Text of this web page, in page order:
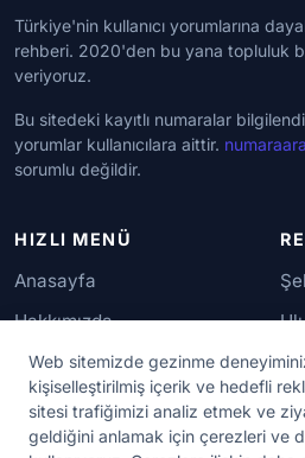
Web sitemizde gezinme
kişiselleştirilmiş içerik ve hedefli
sitesi trafiğimizi analiz etmek ve
geldiğini anlamak için çerezleri ve
Türkiye'nin kullanıcı yorumlarına
rehberi. 2020'den bu yana topluluk
veriyoruz.
Bu sitedeki kayıtlı numaralar
yorumlar kullanıcılara aittir.
sorumlu değildir.
HIZLI MENÜ
Anasayfa
Hakkımızda
İletişim
YASAL KORUMA